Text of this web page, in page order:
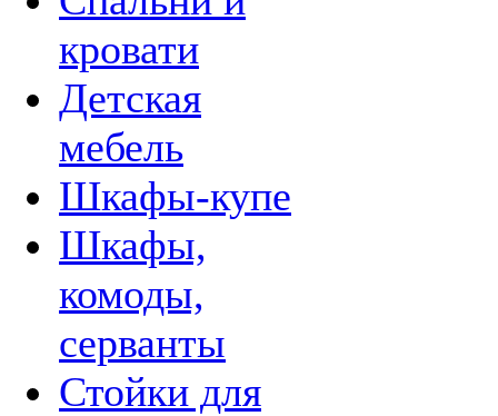
кровати
Детская
мебель
Шкафы-купе
Шкафы,
комоды,
серванты
Стойки для